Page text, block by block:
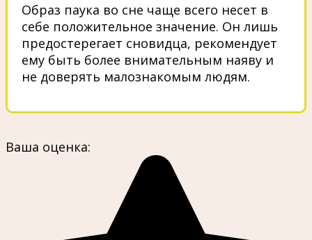
Образ паука во сне чаще всего несет в
себе положительное значение. Он лишь
предостерегает сновидца, рекомендует
ему быть более внимательным наяву и
не доверять малознакомым людям.
Ваша оценка: